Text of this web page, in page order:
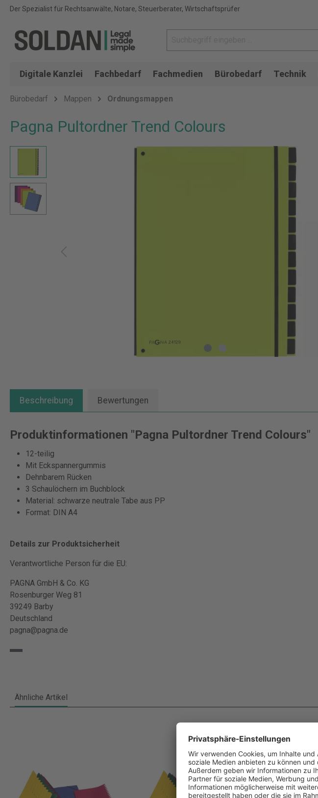
Der Spezialist für Rechtsanwälte, Notare, Steuerberater, Wirtschaftsprüfer
Digitale Kanzlei Fachbedarf Fachmedien Bürobedarf Technik
Bürobedarf Mappen Ordnungsmappen
Pagna Pultordner Trend Colours
Beschreibung Bewertungen
Produktinformationen "Pagna Pultordner Trend Colours"
12-teilig
Mit Eckspannergummis
Dehnbarem Rücken
3 Schaulöchern im Buchblock
Material: schwarze neutrale Tabe aus PP
Format: DIN A4
Details zur Produktsicherheit
Verantwortliche Person für die EU:
PAGNA GmbH & Co. KG
Rosenburger Weg 81
39249 Barby
Deutschland
pagna@pagna.de
Ähnliche Artikel